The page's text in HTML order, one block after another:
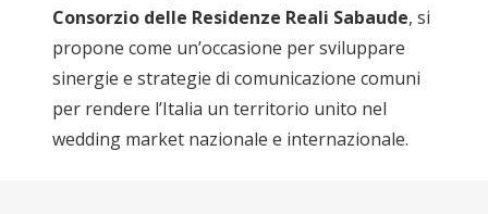
Consorzio delle Residenze Reali Sabaude, si
propone come un’occasione per sviluppare
sinergie e strategie di comunicazione comuni
per rendere l’Italia un territorio unito nel
wedding market nazionale e internazionale.